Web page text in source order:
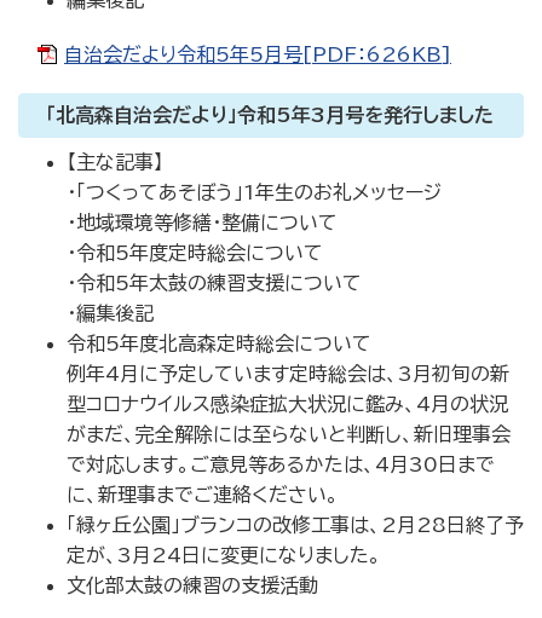
自治会だより令和5年5月号[PDF：626KB]
「北高森自治会だより」令和5年3月号を発行しました
【主な記事】
・「つくってあそぼう」1年生のお礼メッセージ
・地域環境等修繕・整備について
・令和5年度定時総会について
・令和5年太鼓の練習支援について
・編集後記
令和5年度北高森定時総会について
例年4月に予定しています定時総会は、3月初旬の新
型コロナウイルス感染症拡大状況に鑑み、4月の状況
がまだ、完全解除には至らないと判断し、新旧理事会
で対応します。ご意見等あるかたは、4月30日まで
に、新理事までご連絡ください。
「緑ヶ丘公園」ブランコの改修工事は、2月28日終了予
定が、3月24日に変更になりました。
文化部太鼓の練習の支援活動